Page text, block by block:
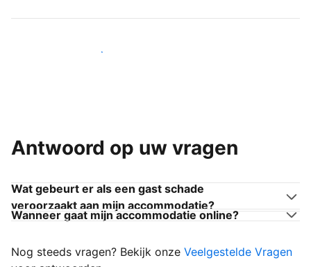
Word een van onze vele hosts
Antwoord op uw vragen
Wat gebeurt er als een gast schade
veroorzaakt aan mijn accommodatie?
Wanneer gaat mijn accommodatie online?
Nog steeds vragen? Bekijk onze Veelgestelde Vragen